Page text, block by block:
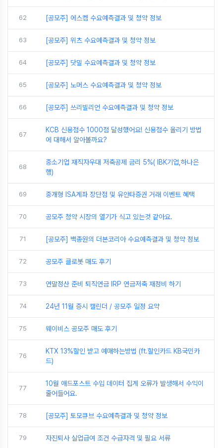
62 [공모주] 에스켐 수요예측결과 및 청약 정보
63 [공모주] 위츠 수요예측결과 및 청약 정보
64 [공모주] 닷밀 수요예측결과 및 청약 정보
65 [공모주] 노머스 수요예측결과 및 청약 정보
66 [공모주] 쓰리빌리언 수요예측결과 및 청약 정보
67
KCB 신용점수 1000점 달성했어요! 신용점수 올리기 방법
에 대해서 알아볼까요?
68
중소기업 재직자우대 저축공제 금리 5%( IBK기업,하나은
행)
69 중개형 ISA계좌 장단점 및 유안타증권 거래 이벤트 혜택
70 공모주 청약 시장의 열기가 식고 있는것 같아요.
71 [공모주] 백종원의 더본코리아 수요예측결과 및 청약 정보
72 공모주 클로봇 매도 후기
73 연말정산 준비 퇴직연금 IRP 연금저축 재정비 하기
74 24년 11월 증시 캘린더 / 공모주 일정 요약
75 웨이비스 공모주 매도 후기
76
KTX 13%할인 받고 예매하는방법 (ft.할인카드 KB국민카
드)
77
10월 애드포스트 수입 데이터 집계 오류가 발생해서 수익이
줄어들어요.
78 [공모주] 토모큐브 수요예측결과 및 청약 정보
79 자진퇴사 실업급여 조건 수급자격 및 필요 서류